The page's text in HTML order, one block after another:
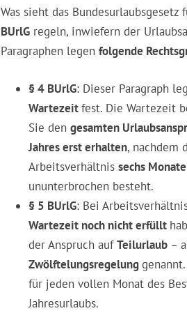
Was sieht das
BUrlG regeln, inwiefern der
Paragraphen legen folgende
§ 4 BUrlG: Dieser Paragraph
Wartezeitfest. Die Wartezeit
Sie den gesamten
Jahres erst erhalten, nachdem
Arbeitsverhältnis sechs Monate
ununterbrochen besteht.
§ 5 BUrlG: Bei
Wartezeit noch nicht erfüllt
der Anspruch aufTeilurlaub –
Zwölftelungsregelung
für jeden vollen Monat des
Jahresurlaubs.